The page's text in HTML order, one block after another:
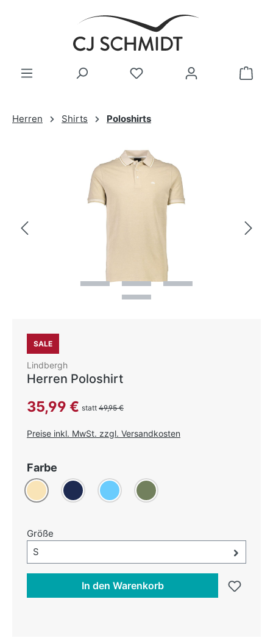
Zum Hauptinhalt springen
Herren Shirts Poloshirts
Bildergalerie überspringen
SALE
Lindbergh
Herren Poloshirt
Verkaufspreis:
35,99 € statt 49,95 €
Preise inkl. MwSt. zzgl. Versandkosten
Farbe
Beige Dunkelblau
(Diese Option ist zurzeit nicht verfügbar.)
Hellblau
(Diese Option ist zurzeit nicht verfügbar.)
Khaki
Größe
Größe-Auswahl öffnen, aktuell ausgewählt:
S
In den Warenkorb